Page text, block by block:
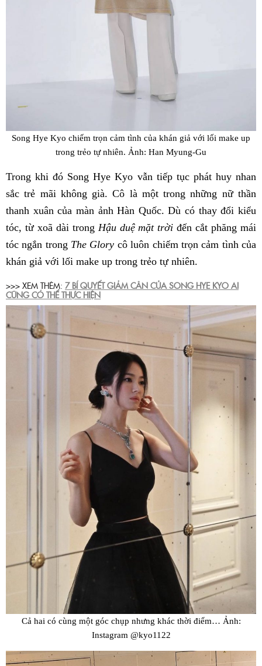
Song Hye Kyo chiếm trọn cảm tình của khán giả với lối make up
trong trẻo tự nhiên. Ảnh: Han Myung-Gu
Trong khi đó Song Hye Kyo vẫn tiếp tục phát huy nhan
sắc trẻ mãi không già. Cô là một trong những nữ thần
thanh xuân của màn ảnh Hàn Quốc. Dù có thay đổi kiểu
tóc, từ xoã dài trong Hậu duệ mặt trờiđến cắt phăng mái
tóc ngắn trong The Glory cô luôn chiếm trọn cảm tình của
khán giả với lối make up trong trẻo tự nhiên.
>>> XEM THÊM: 7 BÍ QUYẾT GIẢM CÂN CỦA SONG HYE KYO AI
CŨNG CÓ THỂ THỰC HIỆN
Cả hai có cùng một góc chụp nhưng khác thời điểm… Ảnh:
Instagram @kyo1122